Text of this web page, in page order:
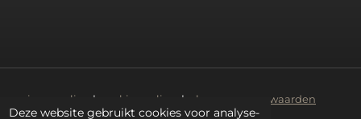
Deze website gebruikt cookies voor analyse-
privacy policy | cookies policy |
algemene voorwaarden
© 2026 | Facefacts Beauty Supplies